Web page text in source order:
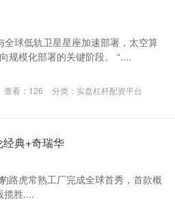
球低轨卫星星座加速部署，太空算
规模化部署的关键阶段。 “....
查看： 126 分类： 实盘杠杆配资平台
典+奇瑞华
路虎常熟工厂完成全球首秀，首款概
揽胜....